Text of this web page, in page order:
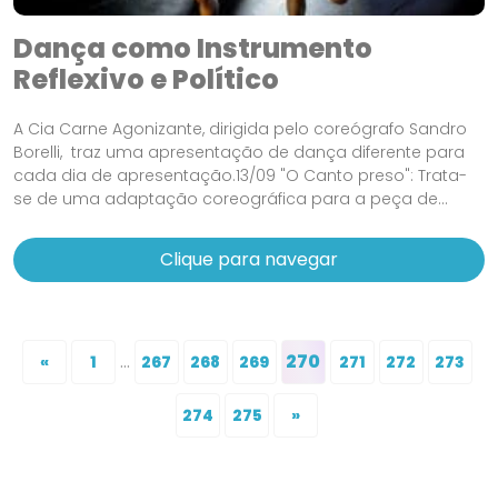
Dança como Instrumento
Reflexivo e Político
A Cia Carne Agonizante, dirigida pelo coreógrafo Sandro
Borelli, traz uma apresentação de dança diferente para
cada dia de apresentação.13/09 "O Canto preso": Trata-
se de uma adaptação coreográfica para a peça de...
Clique para navegar
« 1 ... 267 268 269 270 271 272 273
274 275 »